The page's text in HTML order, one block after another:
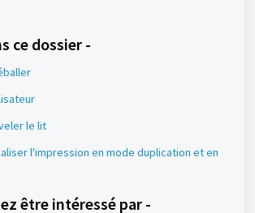
ce dossier -
le lit
l'impression en mode duplication et en
être intéressé par -